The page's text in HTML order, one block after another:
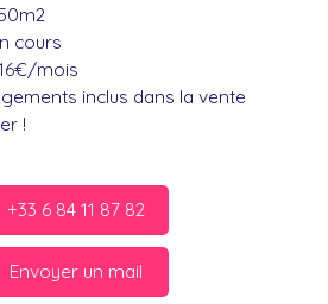
cours
mois
inclus dans la vente
!
+33 6 84 11 87 82
Envoyer un mail